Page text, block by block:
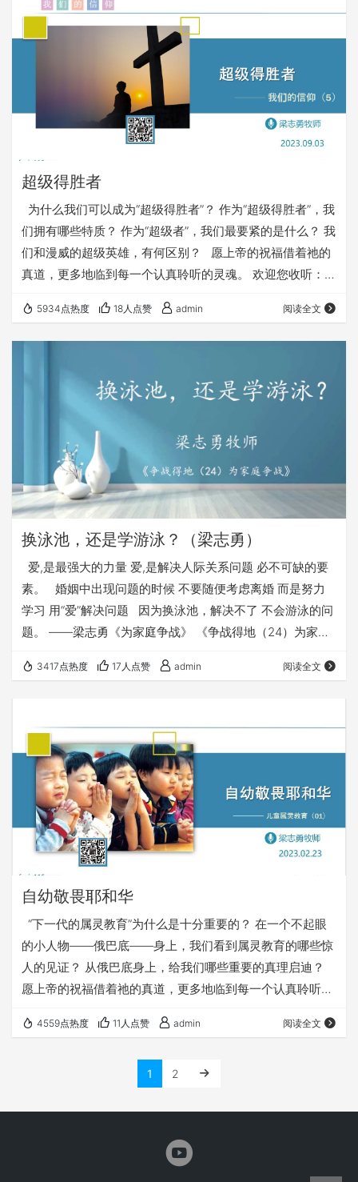
超级得胜者
为什么我们可以成为“超级得胜者”？ 作为“超级得胜者”，我
们拥有哪些特质？ 作为“超级者”，我们最要紧的是什么？ 我
们和漫威的超级英雄，有何区别？ 愿上帝的祝福借着祂的
真道，更多地临到每一个认真聆听的灵魂。 欢迎您收听：
下面的链接，重温之前的信息： 《争战得地》系列 点击音
频媒体前面的小三角“►”就可以播放 墙外观看高清视频： 我
5934点热度 18人点赞 admin 阅读全文
换泳池，还是学游泳？（梁志勇）
爱,是最强大的力量 爱,是解决人际关系问题 必不可缺的要
素。 婚姻中出现问题的时候 不要随便考虑离婚 而是努力
学习 用“爱”解决问题 因为换泳池，解决不了 不会游泳的问
题。 ——梁志勇《为家庭争战》 《争战得地（24）为家庭
会》系列 《旧约里的福音》系列 《祭坛系列》讲道 《因信
风》圣经默想 《五饼二…
3417点热度 17人点赞 admin 阅读全文
自幼敬畏耶和华
“下一代的属灵教育”为什么是十分重要的？ 在一个不起眼
的小人物——俄巴底——身上，我们看到属灵教育的哪些惊
人的见证？ 从俄巴底身上，给我们哪些重要的真理启迪？
愿上帝的祝福借着祂的真道，更多地临到每一个认真聆听的
《自幼敬畏耶和华》 您也可以点击下面的链接，重温之前的
前面的小三角“►”就可以播放 了: 墙外观看： 我们的阿爸
4559点热度 11人点赞 admin 阅读全文
1 2